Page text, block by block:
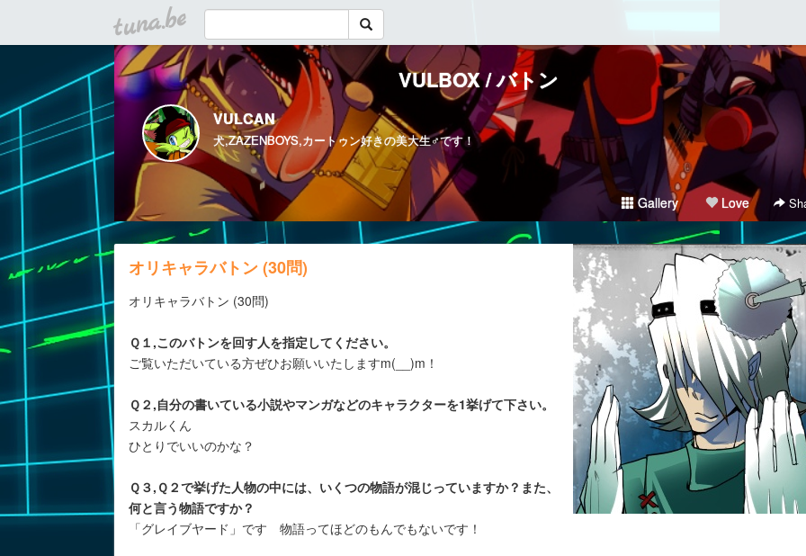
tuna.be
VULBOX / バトン
VULCAN
犬,ZAZENBOYS,カートゥン好きの美大生♂です！
Gallery Love
オリキャラバトン (30問)
オリキャラバトン (30問)
Ｑ１,このバトンを回す人を指定してください。
ご覧いただいている方ぜひお願いいたしますm(__)m！
Ｑ２,自分の書いている小説やマンガなどのキャラクターを1挙げて下さい。
スカルくん
ひとりでいいのかな？
Ｑ３,Ｑ２で挙げた人物の中には、いくつの物語が混じっていますか？また、
何と言う物語ですか？
「グレイブヤード」です 物語ってほどのもんでもないです！